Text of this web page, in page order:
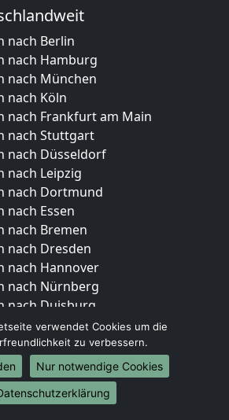
nach Berlin
nach Hamburg
nach München
nach Köln
nach Frankfurt am Main
nach Stuttgart
nach Düsseldorf
nach Leipzig
nach Dortmund
nach Essen
nach Bremen
nach Dresden
nach Hannover
nach Nürnberg
nach Duisburg
nach Bochum
nach Wuppertal
nach Bielefeld
nach Bonn
nach Münster
verwendet Cookies um die
zu verbessern.
Nur notwendige Cookies